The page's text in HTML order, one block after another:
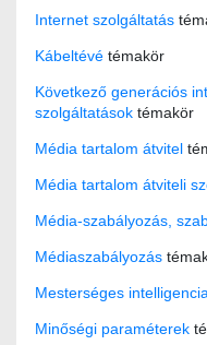
Internet szolgáltatás
Kábeltévé témakör
Következő generációs
szolgáltatások témakör
Média tartalom átvitel
Média tartalom átviteli
Média-szabályozás,
Médiaszabályozás
Mesterséges intelligencia
Minőségi paraméterek